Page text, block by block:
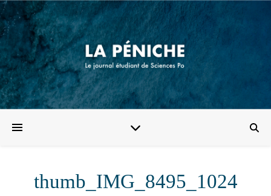
thumb_IMG_8495_1024